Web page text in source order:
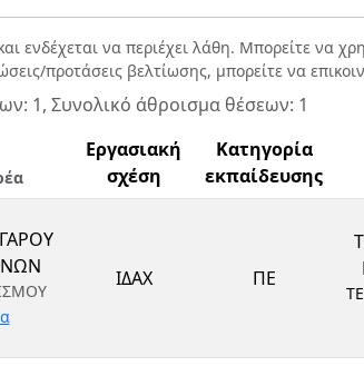
ενδέχεται να περιέχει λάθη. Μπορείτε να
προτάσεις βελτίωσης, μπορείτε να
1, Συνολικό άθροισμα θέσεων: 1
Εργασιακή
σχέση
Κατηγορία
εκπαίδευσης
ΙΔΑΧ ΠΕ